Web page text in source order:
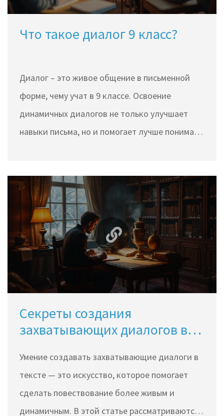
Что такое диалог 9 класс?
Диалог – это живое общение в письменной
форме, чему учат в 9 классе. Освоение
динамичных диалогов не только улучшает
навыки письма, но и помогает лучше понимать
разного стиля речи, адекватного контекста и
непринуждённого обмена репликами. Такие
навыки пригодятся не только на уроках
литературы, но и в повседневной жизни.
Советы и приемы помогут школьникам легко
справиться с этой темой.
Секреты создания
захватывающих диалогов в
Умение создавать захватывающие диалоги в
тексте — это искусство, которое помогает
сделать повествование более живым и
динамичным. В этой статье рассматриваются